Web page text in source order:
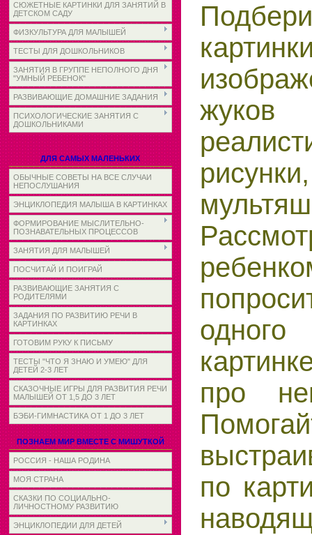
СЮЖЕТНЫЕ КАРТИНКИ ДЛЯ ЗАНЯТИЙ В
ДЕТСКОМ САДУ
ФИЗКУЛЬТУРА ДЛЯ МАЛЫШЕЙ
ТЕСТЫ ДЛЯ ДОШКОЛЬНИКОВ
ЗАНЯТИЯ В ГРУППЕ НЕПОЛНОГО ДНЯ
"УМНЫЙ РЕБЕНОК"
РАЗВИВАЮЩИЕ ДОМАШНИЕ ЗАДАНИЯ
ПСИХОЛОГИЧЕСКИЕ ЗАНЯТИЯ С
ДОШКОЛЬНИКАМИ
ДЛЯ САМЫХ МАЛЕНЬКИХ
ОБЫЧНЫЕ СОВЕТЫ НА ВСЕ СЛУЧАИ
НЕПОСЛУШАНИЯ
ЭНЦИКЛОПЕДИЯ МАЛЫША В КАРТИНКАХ
ФОРМИРОВАНИЕ МЫСЛИТЕЛЬНО-
ПОЗНАВАТЕЛЬНЫХ ПРОЦЕССОВ
ЗАНЯТИЯ ДЛЯ МАЛЫШЕЙ
ПОСЧИТАЙ И ПОИГРАЙ
РАЗВИВАЮЩИЕ ЗАНЯТИЯ С
РОДИТЕЛЯМИ
ЗАДАНИЯ ПО РАЗВИТИЮ РЕЧИ В
КАРТИНКАХ
ГОТОВИМ РУКУ К ПИСЬМУ
ТЕСТЫ "ЧТО Я ЗНАЮ И УМЕЮ" ДЛЯ
ДЕТЕЙ 2-3 ЛЕТ
СКАЗОЧНЫЕ ИГРЫ ДЛЯ РАЗВИТИЯ РЕЧИ
МАЛЫШЕЙ ОТ 1,5 ДО 3 ЛЕТ
БЭБИ-ГИМНАСТИКА ОТ 1 ДО 3 ЛЕТ
ПОЗНАЕМ МИР ВМЕСТЕ С МИШУТКОЙ
РОССИЯ - НАША РОДИНА
МОЯ СТРАНА
СКАЗКИ ПО СОЦИАЛЬНО-
ЛИЧНОСТНОМУ РАЗВИТИЮ
ЭНЦИКЛОПЕДИИ ДЛЯ ДЕТЕЙ
про
по